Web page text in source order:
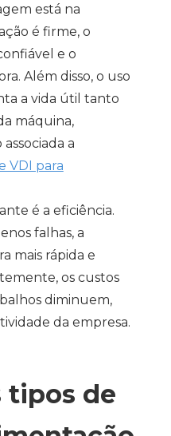
está na
é firme, o
e o
Além disso, o uso
a vida útil tanto
máquina,
a
VDI para
é a eficiência.
falhas, a
mais rápida e
os custos
diminuem,
da empresa.
tipos de